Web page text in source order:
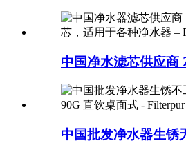
中国净水滤芯供应商
中国批发净水器生